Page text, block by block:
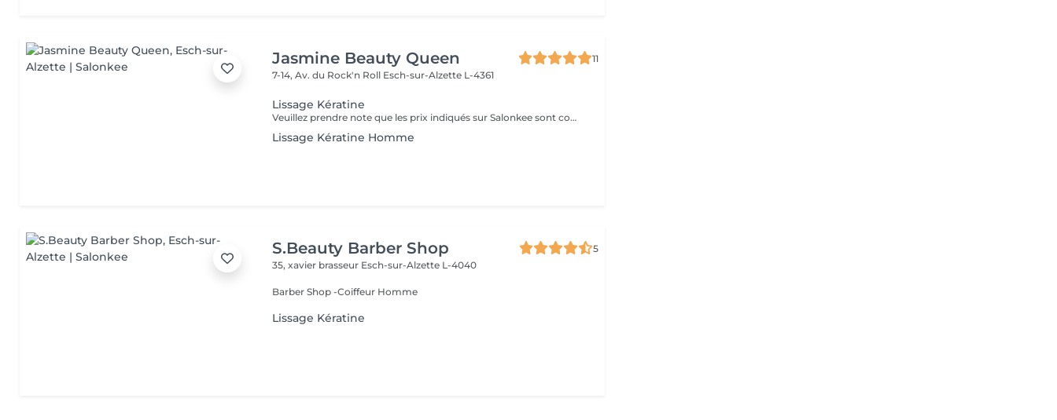
Jasmine Beauty Queen
11
7-14, Av. du Rock'n Roll Esch-sur-Alzette L-4361
Lissage Kératine
Veuillez prendre note que les prix indiqués sur Salonkee sont communiqués à titre informatif et s'entendent de base. Ces derniers sont susceptibles de varier selon le diagnostic réalisé à votre arrivée au salon et l'expertise du professionnel à qui vous confiez votre beauté. Dans tous les cas, un devis précis vous sera proposé et toutes réalisations de prestations seront effectuées avec votre accord. Un grand merci d'avance pour votre compréhension. Au plaisir de vous recevoir très vite.
Lissage Kératine Homme
S.Beauty Barber Shop
5
35, xavier brasseur Esch-sur-Alzette L-4040
Barber Shop -Coiffeur Homme
Lissage Kératine